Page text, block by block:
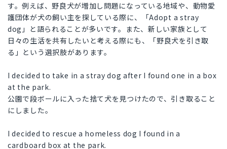
す。例えば、野良犬が増加し問題になっている地域や、動物愛
護団体が犬の飼い主を探している際に、「Adopt a stray
dog」と語られることが多いです。また、新しい家族として
日々の生活を共有したいと考える際にも、「野良犬を引き取
る」という選択肢があります。
I decided to take in a stray dog after I found one in a box
at the park.
公園で段ボールに入った捨て犬を見つけたので、引き取ること
にしました。
I decided to rescue a homeless dog I found in a
cardboard box at the park.